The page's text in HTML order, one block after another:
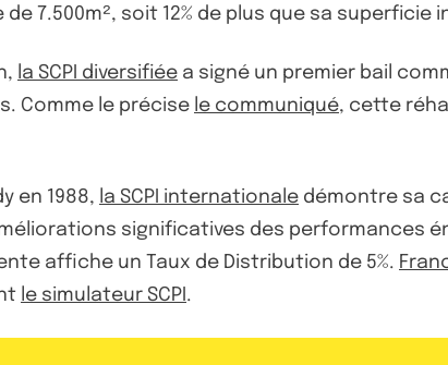
7.500m², soit 12% de plus que sa superficie
la SCPI diversifiée a signé un premier bail
Comme le précise le communiqué, cette
en 1988, la SCPI internationale démontre sa
significatives des
affiche un Taux de Distribution de 5%.
le simulateur SCPI .